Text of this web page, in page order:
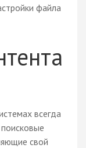
файла
всегда
свой